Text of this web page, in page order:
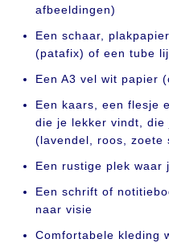
afbeeldingen)
Een schaar,
(patafix) of een tube
Een A3 vel wit papier
Een kaars, een flesje
die je lekker vindt, die
(lavendel, roos, zoete
Een rustige plek waar
Een schrift of
naar visie
Comfortabele kleding